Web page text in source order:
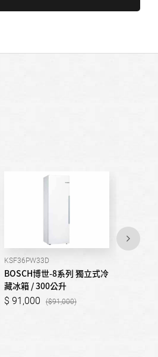
KSF36PW33D
BOSCH博世-8系列 獨立式冷
藏冰箱 / 300公升
91,000 91,000